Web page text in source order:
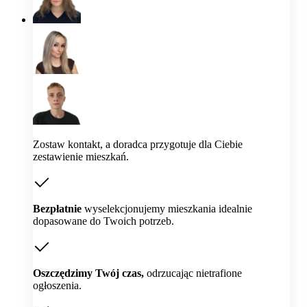
Zostaw kontakt, a doradca przygotuje dla Ciebie
zestawienie mieszkań.
Bezpłatnie wyselekcjonujemy mieszkania idealnie
dopasowane do Twoich potrzeb.
Oszczędzimy Twój czas, odrzucając nietrafione
ogłoszenia.